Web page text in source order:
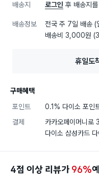
배송지 로그인 후 배송지
배송정보 전국 주 7일 배송 (
배송비 3,000원
휴일도
구매혜택
포인트
0.1% 다이소 포인
결제
카카오페이머니로
다이소 삼성카드
4점 이상 리뷰가 96%